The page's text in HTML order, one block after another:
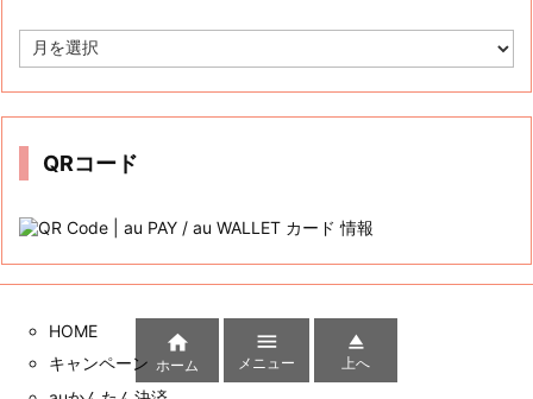
ゴ
リ
ー
アーカイブ
ー

ホーム

メニュー

上へ